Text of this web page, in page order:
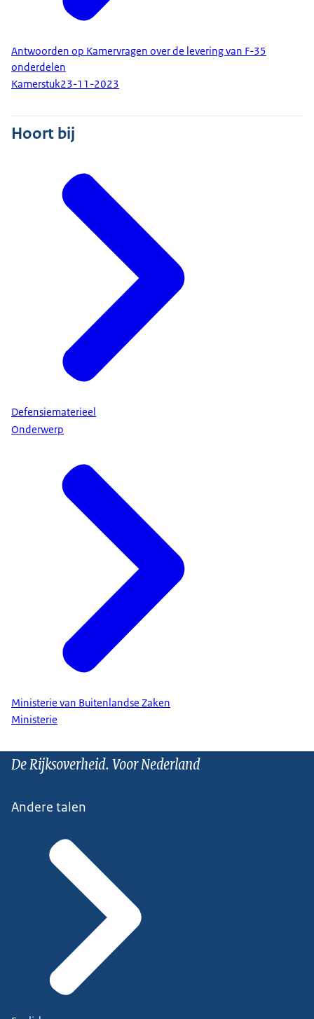
Antwoorden op Kamervragen over de levering van F-35
onderdelen
Kamerstuk23-11-2023
Hoort bij
Defensiematerieel
Onderwerp
Ministerie van Buitenlandse Zaken
Ministerie
De Rijksoverheid. Voor Nederland
Andere talen